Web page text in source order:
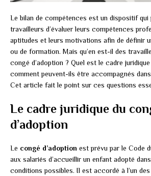
Le bilan de compétences est un dispositif qui
travailleurs d’évaluer leurs compétences
aptitudes et leurs motivations afin de définir
ou de formation. Mais qu’en est-il des
congé d’adoption ? Quel est le cadre
comment peuvent-ils être accompagnés
Cet article fait le point sur ces questions
Le cadre juridique du
d’adoption
Le congé d’adoption est prévu par le Code
aux salariés d’accueillir un enfant adopté
conditions possibles. Il est accordé à l’un